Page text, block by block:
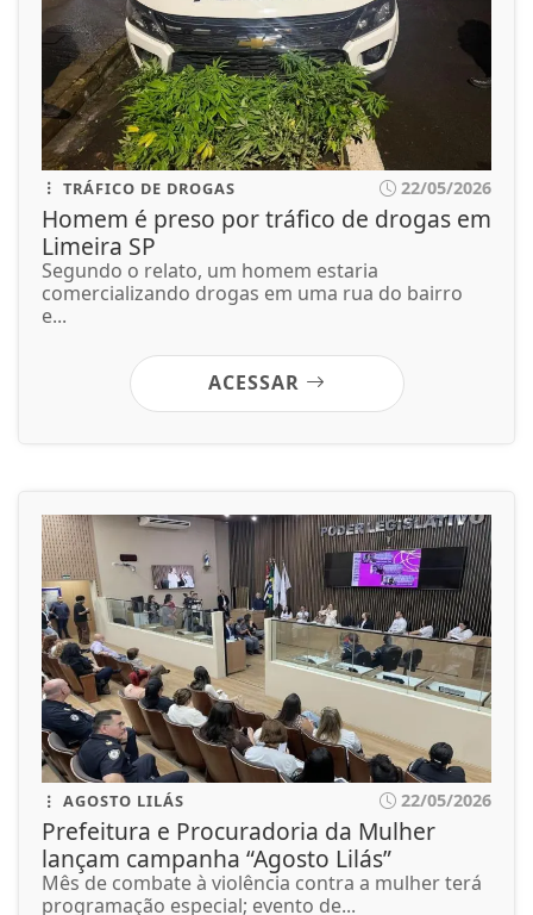
TRÁFICO DE DROGAS 22/05/2026
Homem é preso por tráfico de drogas em
Limeira SP
Segundo o relato, um homem estaria
comercializando drogas em uma rua do bairro
e...
ACESSAR
AGOSTO LILÁS 22/05/2026
Prefeitura e Procuradoria da Mulher
lançam campanha “Agosto Lilás”
Mês de combate à violência contra a mulher terá
programação especial; evento de...